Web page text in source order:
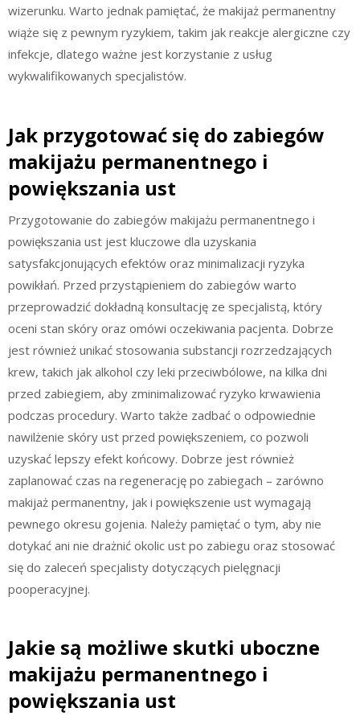
wizerunku. Warto jednak pamiętać, że makijaż permanentny
wiąże się z pewnym ryzykiem, takim jak reakcje alergiczne czy
infekcje, dlatego ważne jest korzystanie z usług
wykwalifikowanych specjalistów.
Jak przygotować się do zabiegów
makijażu permanentnego i
powiększania ust
Przygotowanie do zabiegów makijażu permanentnego i
powiększania ust jest kluczowe dla uzyskania
satysfakcjonujących efektów oraz minimalizacji ryzyka
powikłań. Przed przystąpieniem do zabiegów warto
przeprowadzić dokładną konsultację ze specjalistą, który
oceni stan skóry oraz omówi oczekiwania pacjenta. Dobrze
jest również unikać stosowania substancji rozrzedzających
krew, takich jak alkohol czy leki przeciwbólowe, na kilka dni
przed zabiegiem, aby zminimalizować ryzyko krwawienia
podczas procedury. Warto także zadbać o odpowiednie
nawilżenie skóry ust przed powiększeniem, co pozwoli
uzyskać lepszy efekt końcowy. Dobrze jest również
zaplanować czas na regenerację po zabiegach – zarówno
makijaż permanentny, jak i powiększenie ust wymagają
pewnego okresu gojenia. Należy pamiętać o tym, aby nie
dotykać ani nie drażnić okolic ust po zabiegu oraz stosować
się do zaleceń specjalisty dotyczących pielęgnacji
pooperacyjnej.
Jakie są możliwe skutki uboczne
makijażu permanentnego i
powiększania ust